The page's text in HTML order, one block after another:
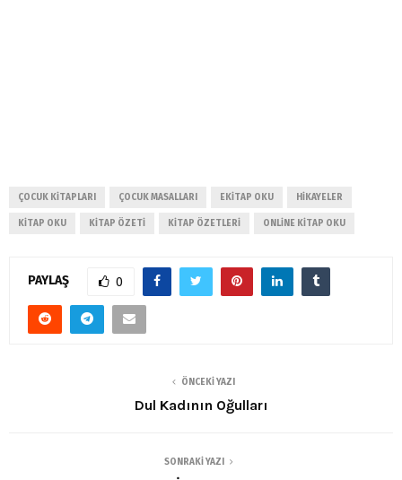
ÇOCUK KITAPLARI ÇOCUK MASALLARI EKITAP OKU HIKAYELER
KITAP OKU KITAP ÖZETI KITAP ÖZETLERI ONLINE KITAP OKU
PAYLAŞ 0
ÖNCEKI YAZI
Dul Kadının Oğulları
SONRAKI YAZI